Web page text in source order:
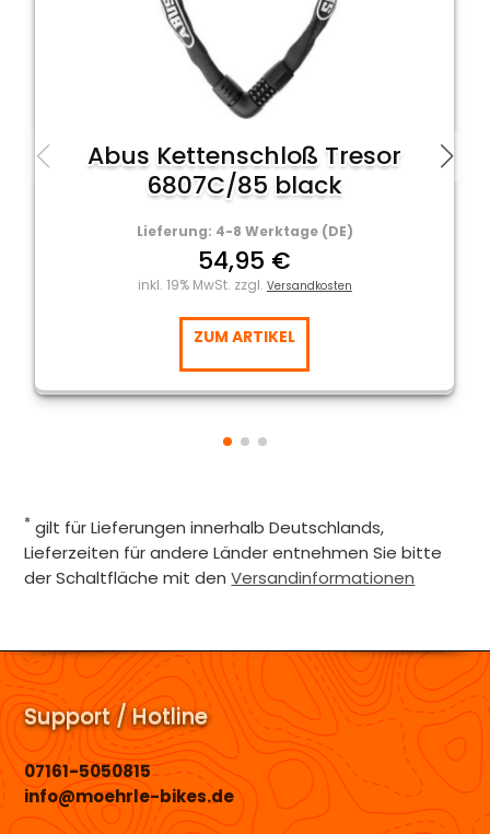
Abus Kettenschloß Tresor
6807C/85 black
Lieferung: 4-8 Werktage (DE)
54,95 €
inkl. 19% MwSt. zzgl. Versandkosten
ZUM ARTIKEL
* gilt für Lieferungen innerhalb Deutschlands,
Lieferzeiten für andere Länder entnehmen Sie bitte
der Schaltfläche mit denVersandinformationen
Support / Hotline
07161-5050815
info@moehrle-bikes.de